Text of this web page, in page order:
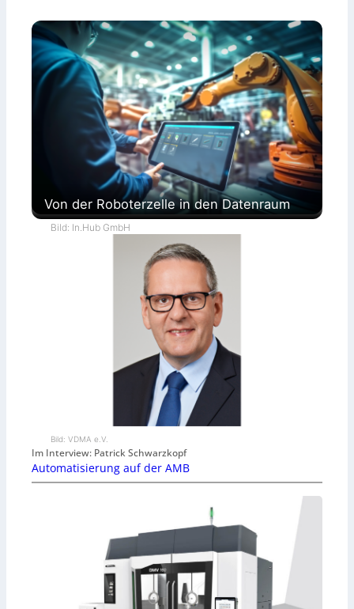
Von der Roboterzelle in den Datenraum
Bild: In.Hub GmbH
Bild: VDMA e.V.
Im Interview: Patrick Schwarzkopf
Automatisierung auf der AMB